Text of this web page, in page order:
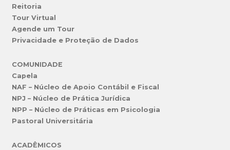
Reitoria
Tour Virtual
Agende um Tour
Privacidade e Proteção de Dados
COMUNIDADE
Capela
NAF – Núcleo de Apoio Contábil e Fiscal
NPJ – Núcleo de Prática Jurídica
NPP – Núcleo de Práticas em Psicologia
Pastoral Universitária
ACADÊMICOS